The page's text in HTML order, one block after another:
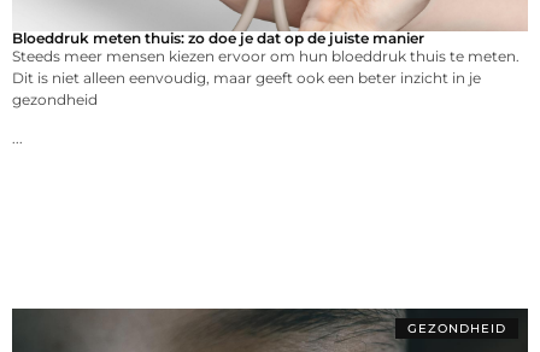
Bloeddruk meten thuis: zo doe je dat op de juiste manier
Steeds meer mensen kiezen ervoor om hun bloeddruk thuis te meten.
Dit is niet alleen eenvoudig, maar geeft ook een beter inzicht in je
gezondheid
...
GEZONDHEID